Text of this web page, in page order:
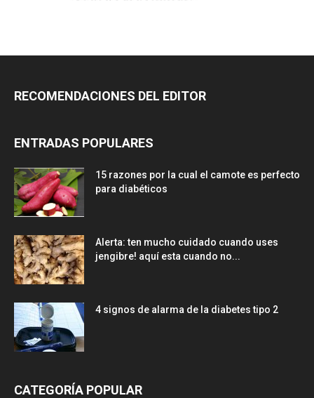
RECOMENDACIONES DEL EDITOR
ENTRADAS POPULARES
15 razones por la cual el camote es perfecto
para diabéticos
Alerta: ten mucho cuidado cuando uses
jengibre! aquí esta cuando no...
4 signos de alarma de la diabetes tipo 2
CATEGORÍA POPULAR